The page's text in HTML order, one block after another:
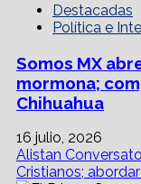
Destacadas
Política e
Somos MX
mormona;
Chihuahua
16 julio, 2026
Alistan
Cristianos;